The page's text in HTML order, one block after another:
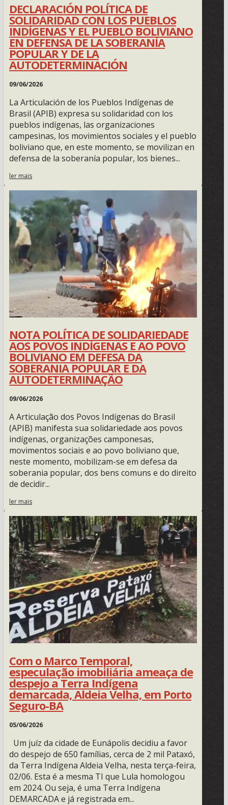
DECLARACIÓN POLÍTICA DE
SOLIDARIDAD CON LOS PUEBLOS
INDÍGENAS Y EL PUEBLO BOLIVIANO
EN DEFENSA DE LA SOBERANÍA
POPULAR Y DE LA
AUTODETERMINACIÓN
09/06/2026
La Articulación de los Pueblos Indígenas de
Brasil (APIB) expresa su solidaridad con los
pueblos indígenas, las organizaciones
campesinas, los movimientos sociales y el pueblo
boliviano que, en este momento, se movilizan en
defensa de la soberanía popular, los bienes...
ler mais
NOTA POLÍTICA DE SOLIDARIEDADE
AOS POVOS INDÍGENAS E AO POVO
BOLIVIANO EM DEFESA DA
SOBERANIA POPULAR E DA
AUTODETERMINAÇÃO
09/06/2026
A Articulação dos Povos Indígenas do Brasil
(APIB) manifesta sua solidariedade aos povos
indígenas, organizações camponesas,
movimentos sociais e ao povo boliviano que,
neste momento, mobilizam-se em defesa da
soberania popular, dos bens comuns e do direito
de decidir...
ler mais
Com o Marco Temporal,
especulação imobiliária ameaça de
despejo a Terra Indígena
demarcada, Aldeia Velha, em Porto
Seguro-BA
05/06/2026
Um juíz da cidade de Eunápolis decidiu a favor
do despejo de 650 famílias, cerca de 2 mil Pataxó,
da Terra Indígena Aldeia Velha, nesta terça-feira,
02/06. Esta é a mesma TI que Lula homologou
em 2024. Ou seja, é uma Terra Indígena
DEMARCADA e já registrada em...